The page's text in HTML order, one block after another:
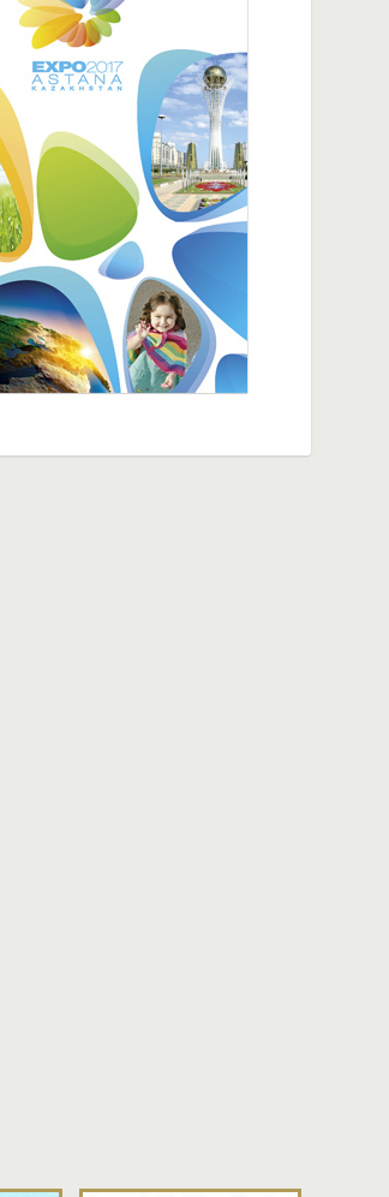
в расцвете сил, общее
великому пути Чрезвычайный
КНР в РК Хань Чуньлинь
расширяют
в сфере торговли, инвестиций
Азии посетили Аксу в
СМИ стран Центральной Азии